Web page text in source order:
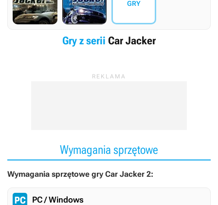
GRY
Gry z serii Car Jacker
Wymagania sprzętowe
Wymagania sprzętowe gry Car Jacker 2:
PC / Windows